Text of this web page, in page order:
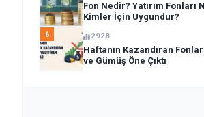
Fon Nedir? Yatırım Fonları
Kimler İçin Uygundur?
6 2928
Haftanın Kazandıran
ve Gümüş Öne Çıktı